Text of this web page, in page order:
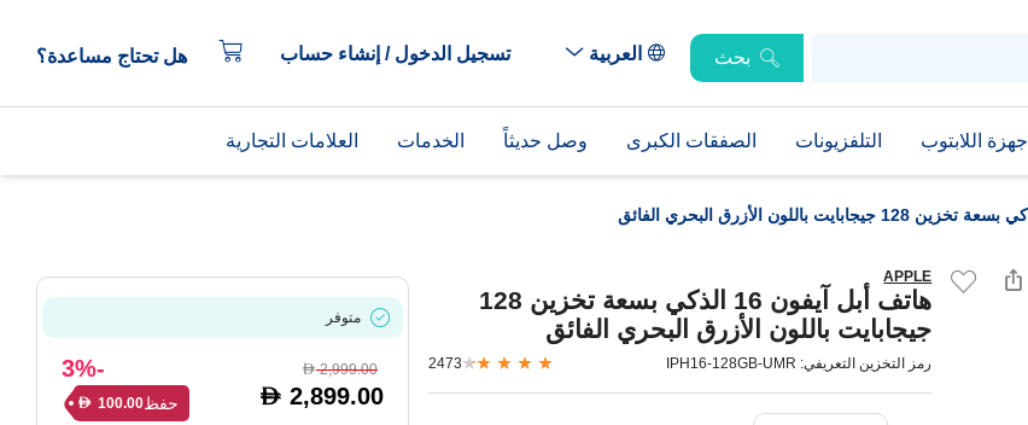
بحث العربية تسجيل الدخول / إنشاء حساب هل تحتاج مساعدة؟
أجهزة اللابتوب التلفزيونات الصفقات الكبرى وصل حديثاً الخدمات العلامات التجارية
APPLE
هاتف أبل آيفون 16 الذكي بسعة تخزين 128
جيجابايت باللون الأزرق البحري الفائق
رمز التخزين التعريفي: IPH16-128GB-UMR 2473
متوفر
D2,999.00
D 2,899.00
-3%
حفظ D 100.00